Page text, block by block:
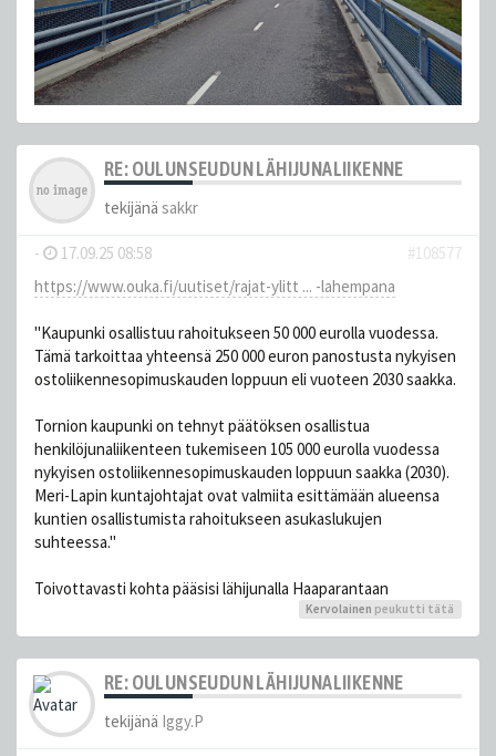
RE: OULUNSEUDUN LÄHIJUNALIIKENNE
tekijänä sakkr
- 17.09.25 08:58
#108577
https://www.ouka.fi/uutiset/rajat-ylitt ... -lahempana
''Kaupunki osallistuu rahoitukseen 50 000 eurolla vuodessa.
Tämä tarkoittaa yhteensä 250 000 euron panostusta nykyisen
ostoliikennesopimuskauden loppuun eli vuoteen 2030 saakka.
Tornion kaupunki on tehnyt päätöksen osallistua
henkilöjunaliikenteen tukemiseen 105 000 eurolla vuodessa
nykyisen ostoliikennesopimuskauden loppuun saakka (2030).
Meri-Lapin kuntajohtajat ovat valmiita esittämään alueensa
kuntien osallistumista rahoitukseen asukaslukujen
suhteessa.''
Toivottavasti kohta pääsisi lähijunalla Haaparantaan
Kervolainen peukutti tätä
RE: OULUNSEUDUN LÄHIJUNALIIKENNE
tekijänä Iggy.P